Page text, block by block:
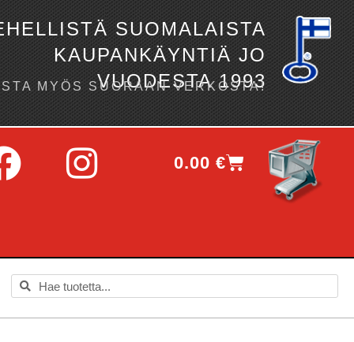
SUOMALAISTA
KAUPANKÄYNTIÄ JO
VUODESTA 1993
MYÖS SUORAAN VERKOSTA!
0.00€